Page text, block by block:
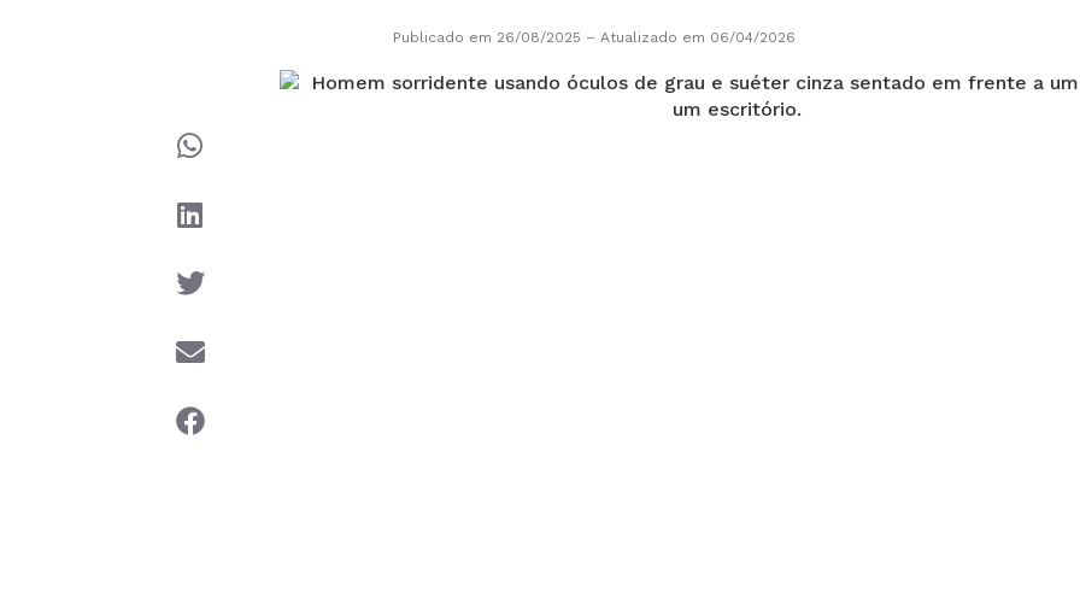
Publicado em 26/08/2025 – Atualizado em 06/04/2026